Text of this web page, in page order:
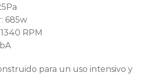
685w
RPM
para un uso intensivo y